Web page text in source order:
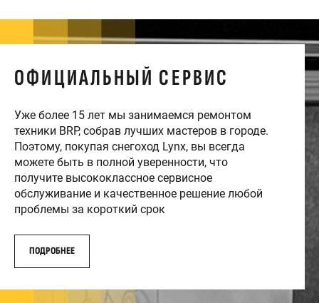
ОФИЦИАЛЬНЫЙ СЕРВИС
Уже более 15 лет мы занимаемся ремонтом
техники BRP, собрав лучших мастеров в городе.
Поэтому, покупая снегоход Lynx, вы всегда
можете быть в полной уверенности, что
получите высококлассное сервисное
обслуживание и качественное решение любой
проблемы за короткий срок
ПОДРОБНЕЕ